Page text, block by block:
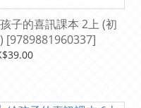
子的喜訊課本 2上 (初
[9789881960337]